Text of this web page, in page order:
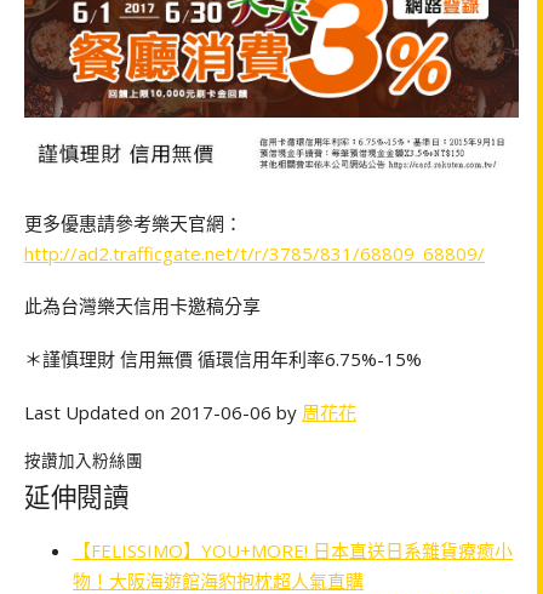
更多優惠請參考樂天官網：
http://ad2.trafficgate.net/t/r/3785/831/68809_68809/
此為台灣樂天信用卡邀稿分享
＊謹慎理財 信用無價 循環信用年利率6.75%-15%
Last Updated on 2017-06-06 by 周花花
按讚加入粉絲團
延伸閱讀
【FELISSIMO】YOU+MORE! 日本直送日系雜貨療癒小
物！大阪海遊館海豹抱枕超人氣直購